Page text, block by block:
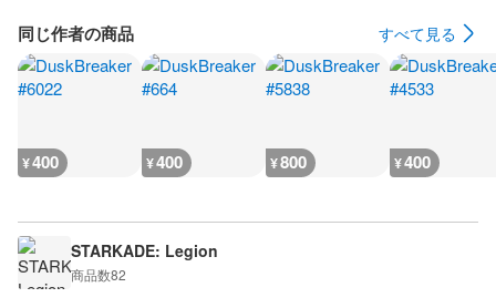
同じ作者の商品 すべて見る
¥400 ¥400 ¥800 ¥400
STARKADE: Legion
商品数82